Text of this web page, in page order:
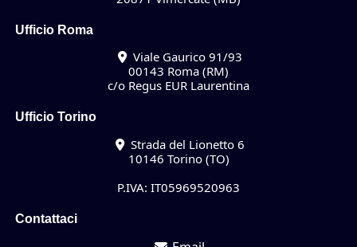
Ufficio Roma
Viale Gaurico 91/93
00143 Roma (RM)
c/o Regus EUR Laurentina
Ufficio Torino
Strada del Lionetto 6
10146 Torino (TO)
P.IVA: IT05969520963
Contattaci